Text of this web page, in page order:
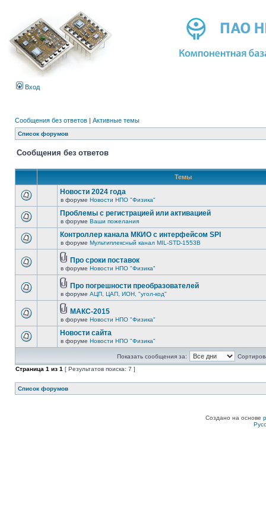
Вход
Сообщения без ответов | Активные темы
Список форумов
Сообщения без ответов
Темы
Новости 2024 года
в форуме Новости НПО "Физика"
Проблемы с регистрацией или активацией
в форуме Ваши пожелания
Контроллер канала МКИО с интерфейсом SPI
в форуме Мультиплексный канал MIL-STD-1553B
Про сроки поставок
в форуме Новости НПО "Физика"
Про погрешности преобразователей
в форуме АЦП, ЦАП, ИОН, "угол-код"
МАКС-2015
в форуме Новости НПО "Физика"
Новости сайта
в форуме Новости НПО "Физика"
Показать сообщения за:
Страница 1 из 1 [ Результатов поиска: 7 ]
Список форумов
Создано на основе